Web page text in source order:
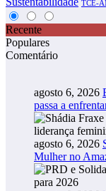
TCE-
Recente
Populares
Comentário
agosto 6, 2026
passa a
agosto 6, 2026
Mulher no